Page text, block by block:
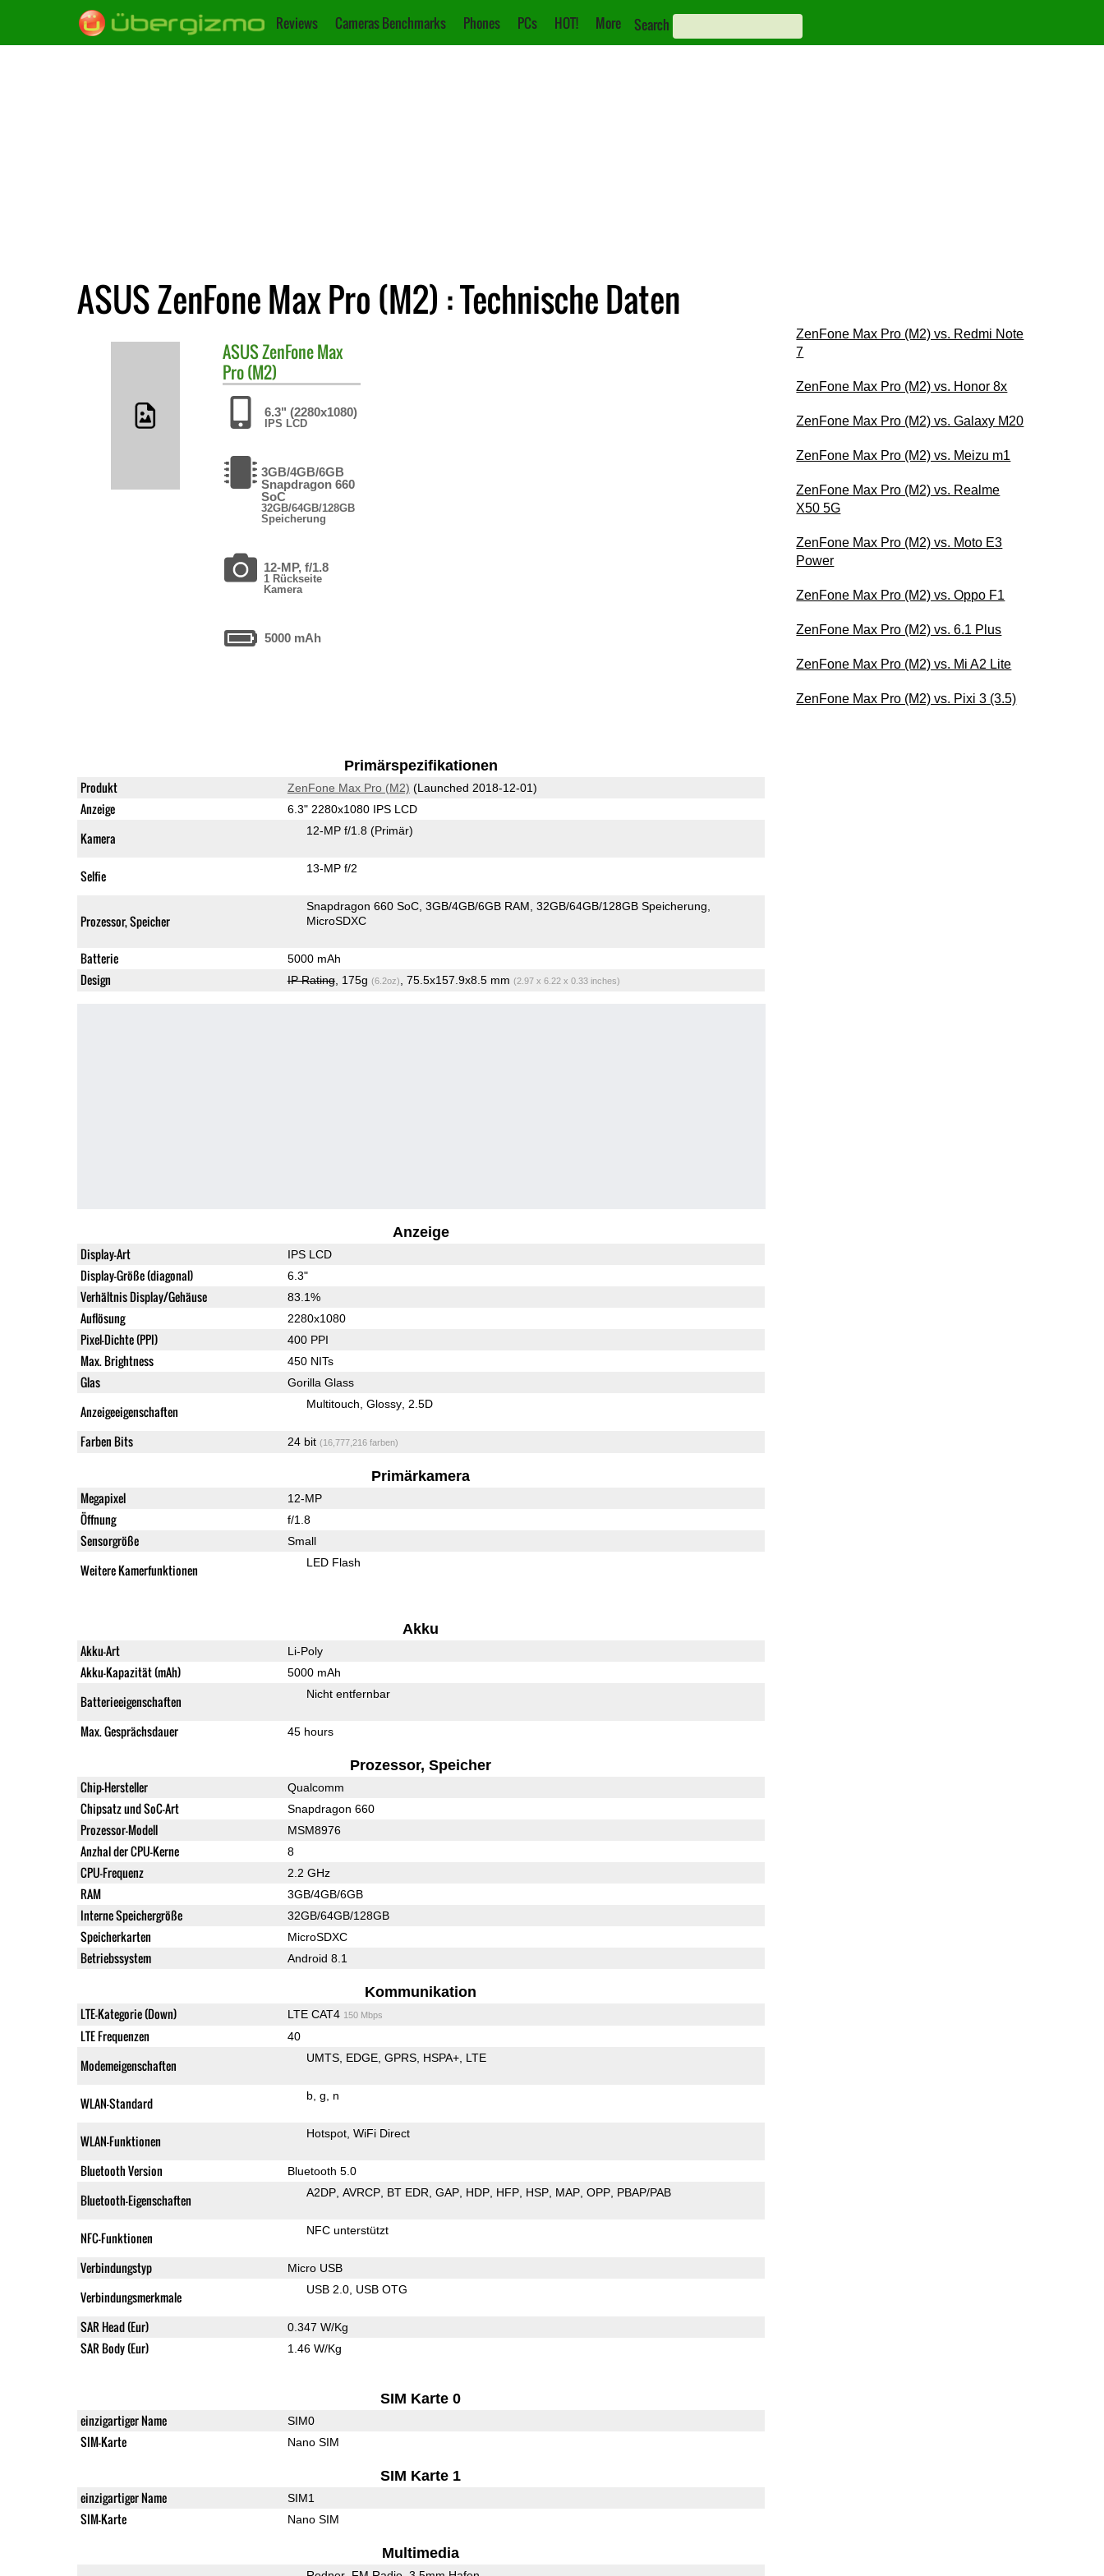
Reviews Cameras Benchmarks Phones PCs HOT! More Search
ASUS ZenFone Max Pro (M2) : Technische Daten
ASUSZenFone Max
Pro (M2)
6.3" (2280x1080)
IPS LCD
3GB/4GB/6GB
Snapdragon 660
SoC
32GB/64GB/128GB
Speicherung
12-MP, f/1.8
1 Rückseite
Kamera
5000 mAh
Primärspezifikationen
Produkt ZenFone Max Pro (M2) (Launched 2018-12-01)
Anzeige 6.3" 2280x1080 IPS LCD
Kamera 12-MP f/1.8 (Primär)
Selfie 13-MP f/2
Prozessor, Speicher
Snapdragon 660 SoC 3GB/4GB/6GB RAM 32GB/64GB/128GB Speicherung
MicroSDXC
Batterie 5000 mAh
Design IP Rating, 175g (6.2oz) , 75.5x157.9x8.5 mm (2.97 x 6.22 x 0.33 inches)
Anzeige
Display-Art IPS LCD
Display-Größe (diagonal) 6.3"
Verhältnis Display/Gehäuse 83.1%
Auflösung 2280x1080
Pixel-Dichte (PPI) 400 PPI
Max. Brightness 450 NITs
Glas Gorilla Glass
Anzeigeeigenschaften Multitouch Glossy 2.5D
Farben Bits 24 bit (16,777,216 farben)
Primärkamera
Megapixel 12-MP
Öffnung f/1.8
Sensorgröße Small
Weitere Kamerfunktionen LED Flash
Akku
Akku-Art Li-Poly
Akku-Kapazität (mAh) 5000 mAh
Batterieeigenschaften Nicht entfernbar
Max. Gesprächsdauer 45 hours
Prozessor, Speicher
Chip-Hersteller Qualcomm
Chipsatz und SoC-Art Snapdragon 660
Prozessor-Modell MSM8976
Anzhal der CPU-Kerne 8
CPU-Frequenz 2.2 GHz
RAM 3GB/4GB/6GB
Interne Speichergröße 32GB/64GB/128GB
Speicherkarten MicroSDXC
Betriebssystem Android 8.1
Kommunikation
LTE-Kategorie (Down) LTE CAT4 150 Mbps
LTE Frequenzen 40
Modemeigenschaften UMTS EDGE GPRS HSPA+ LTE
WLAN-Standard b g n
WLAN-Funktionen Hotspot WiFi Direct
Bluetooth Version Bluetooth 5.0
Bluetooth-Eigenschaften A2DP AVRCP BT EDR GAP HDP HFP HSP MAP OPP PBAP/PAB
NFC-Funktionen NFC unterstützt
Verbindungstyp Micro USB
Verbindungsmerkmale USB 2.0 USB OTG
SAR Head (Eur) 0.347 W/Kg
SAR Body (Eur) 1.46 W/Kg
SIM Karte 0
einzigartiger Name SIM0
SIM-Karte Nano SIM
SIM Karte 1
einzigartiger Name SIM1
SIM-Karte Nano SIM
Multimedia
ZenFone Max Pro (M2) vs. Redmi Note
7
ZenFone Max Pro (M2) vs. Honor 8x
ZenFone Max Pro (M2) vs. Galaxy M20
ZenFone Max Pro (M2) vs. Meizu m1
ZenFone Max Pro (M2) vs. Realme
X50 5G
ZenFone Max Pro (M2) vs. Moto E3
Power
ZenFone Max Pro (M2) vs. Oppo F1
ZenFone Max Pro (M2) vs. 6.1 Plus
ZenFone Max Pro (M2) vs. Mi A2 Lite
ZenFone Max Pro (M2) vs. Pixi 3 (3.5)